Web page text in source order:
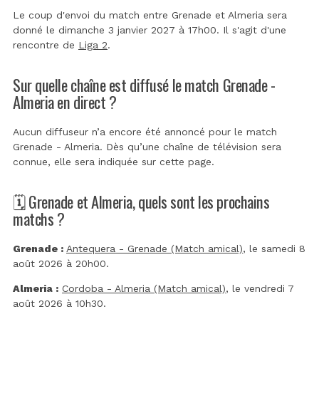
Le coup d'envoi du match entre Grenade et Almeria sera
donné le dimanche 3 janvier 2027 à 17h00. Il s'agit d'une
rencontre de Liga 2.
Sur quelle chaîne est diffusé le match Grenade -
Almeria en direct ?
Aucun diffuseur n’a encore été annoncé pour le match
Grenade - Almeria. Dès qu’une chaîne de télévision sera
connue, elle sera indiquée sur cette page.
🗓️ Grenade et Almeria, quels sont les prochains
matchs ?
Grenade : Antequera - Grenade (Match amical), le samedi 8
août 2026 à 20h00.
Almeria : Cordoba - Almeria (Match amical), le vendredi 7
août 2026 à 10h30.